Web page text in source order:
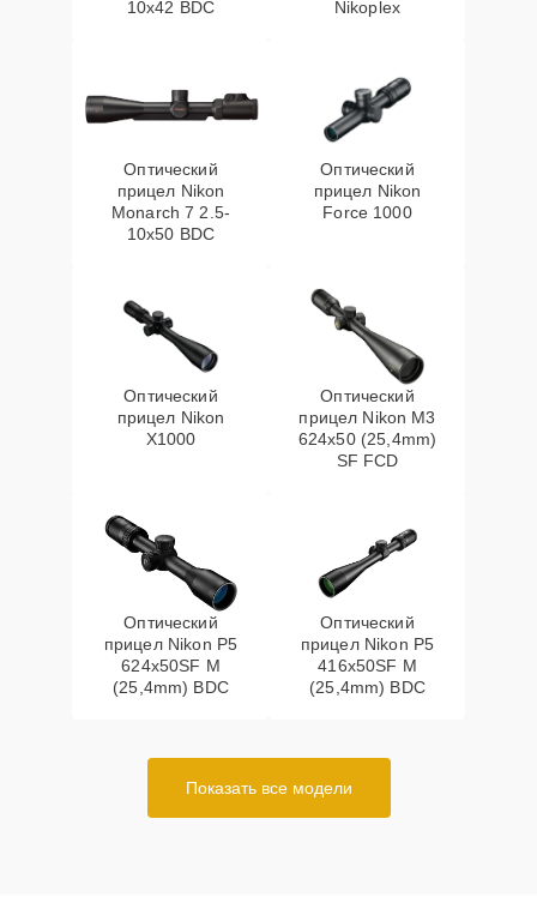
10x42 BDC Nikoplex
Оптический
прицел Nikon
Monarch 7 2.5-
10x50 BDC
Оптический
прицел Nikon
Force 1000
Оптический
прицел Nikon
X1000
Оптический
прицел Nikon M3
624x50 (25,4mm)
SF FCD
Оптический
прицел Nikon P5
624x50SF M
(25,4mm) BDC
Оптический
прицел Nikon P5
416x50SF M
(25,4mm) BDC
Показать все модели